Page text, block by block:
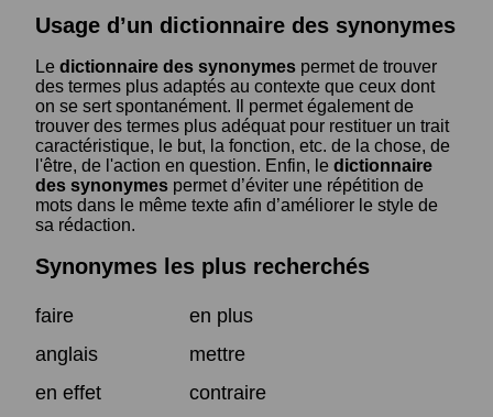
Usage d’un dictionnaire des synonymes
Le dictionnaire des synonymes permet de trouver
des termes plus adaptés au contexte que ceux dont
on se sert spontanément. Il permet également de
trouver des termes plus adéquat pour restituer un trait
caractéristique, le but, la fonction, etc. de la chose, de
l'être, de l'action en question. Enfin, le dictionnaire
des synonymes permet d’éviter une répétition de
mots dans le même texte afin d’améliorer le style de
sa rédaction.
Synonymes les plus recherchés
faire
en plus
anglais
mettre
en effet
contraire